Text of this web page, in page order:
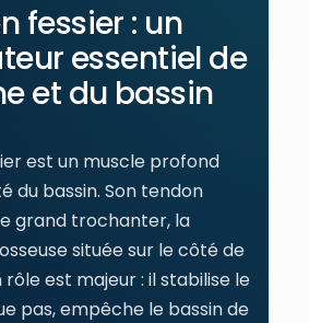
fessier : un
essentiel de
et du bassin
est un muscle profond
du bassin. Son tendon
grand trochanter, la
située sur le côté de
rôle est majeur : il stabilise le
pas, empêche le bassin de